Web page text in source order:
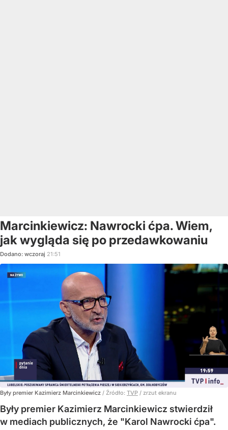
Marcinkiewicz: Nawrocki ćpa. Wiem,
jak wygląda się po przedawkowaniu
Dodano: wczoraj 21:51
Były premier Kazimierz Marcinkiewicz / Źródło: TVP / zrzut ekranu
Były premier Kazimierz Marcinkiewicz stwierdził
w mediach publicznych, że "Karol Nawrocki ćpa".